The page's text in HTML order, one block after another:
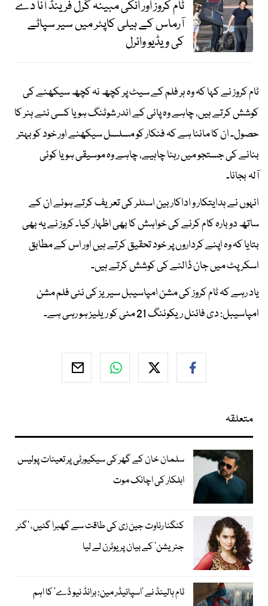
ٹام کروز اور انکی مبینہ گرل فرینڈ آنا دے
آرماس کے ہیلی کاپٹر میں سیر سپاٹے
کی ویڈیو وائرل
ٹام کروز نے کہا کہ وہ ہر فلم کے سیٹ پر کچھ نہ کچھ سیکھنے کی
کوشش کرتے ہیں، چاہے وہ پانی کے اندر شوٹنگ ہو یا کسی نئے ہنر کا
حصول۔ ان کا ماننا ہے کہ فنکار کو مسلسل سیکھنے اور خود کو بہتر
بنانے کی جستجو میں رہنا چاہیے، چاہے وہ موسیقی ہو یا کوئی
آلہ بجانا۔
انہوں نے ہدایتکار و اداکار بین اسٹلر کی تعریف کرتے ہوئے ان کے
ساتھ دوبارہ کام کرنے کی خواہش کا بھی اظہار کیا۔ کروز نے یہ بھی
بتایا کہ وہ اپنے کرداروں پر خود تحقیق کرتے ہیں اور اس کے مطابق
اسکرپٹ میں جان ڈالنے کی کوشش کرتے ہیں۔
یاد رہے کہ ٹام کروز کی مشن امپاسیبل سیریز کی نئی فلم مشن
امپاسیبل: دی فائنل ریکوننگ 21 مئی کو ریلیز ہو رہی ہے۔
متعلقہ
سلمان خان کے گھر کی سیکیورٹی پر تعینات پولیس
اہلکار کی اچانک موت
کنگنا رناوت جین زی کی طاقت سے گھبرا گئیں، ’گٹر
جنریشن‘ کے بیان پر یوٹرن لے لیا
ٹام ہالینڈ نے ’اسپائیڈر مین: برانڈ نیو ڈے‘ کا اہم